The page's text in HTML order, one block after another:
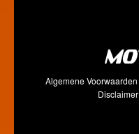
Algemene Voorwaarden
Disclaimer